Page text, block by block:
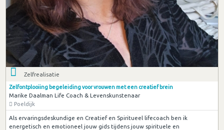
Zelfrealisatie
Zelfontplooiing begeleiding voor vrouwen met een creatief brein
Marike Daalman Life Coach & Levenskunstenaar
Poeldijk
Als ervaringsdeskundige en Creatief en Spiritueel lifecoach ben ik
energetisch en emotioneel jouw gids tijdens jouw spirituele en